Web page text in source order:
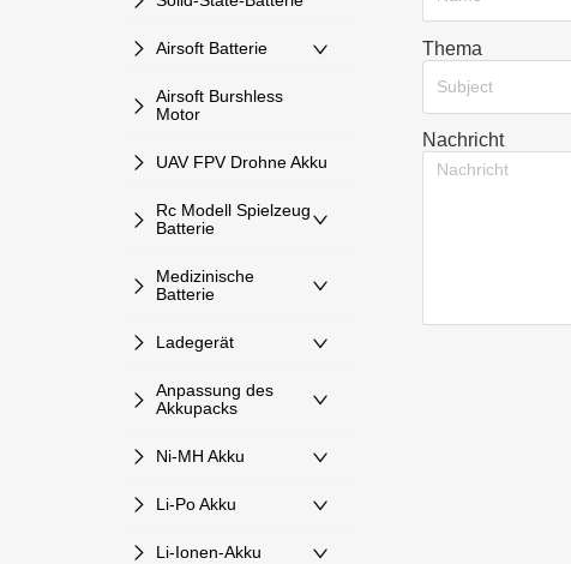
Airsoft Batterie
Airsoft Burshless
Motor
UAV FPV Drohne Akku
Rc Modell Spielzeug
Batterie
Medizinische
Batterie
Ladegerät
Anpassung des
Akkupacks
Ni-MH Akku
Li-Po Akku
Li-Ionen-Akku
Thema
Subject
Nachricht